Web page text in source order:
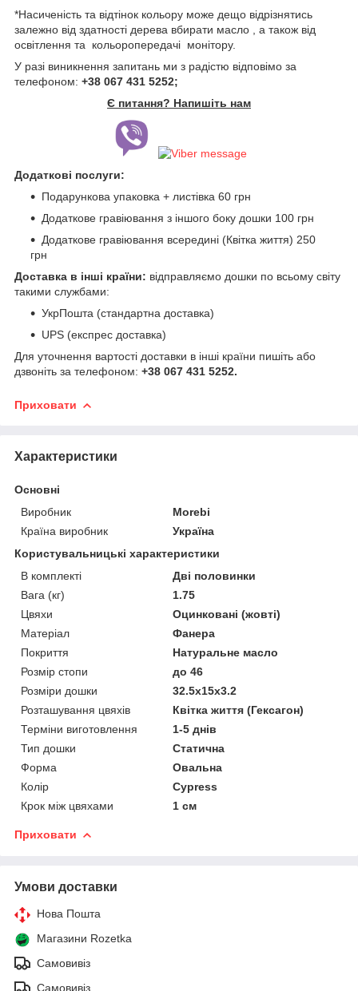
*Насиченість та відтінок кольору може дещо відрізнятись
залежно від здатності дерева вбирати масло , а також від
освітлення та кольоропередачі монітору.
У разі виникнення запитань ми з радістю відповімо за
телефоном: +38 067 431 5252;
Є питання? Напишіть нам
Додаткові послуги:
Подарункова упаковка + листівка 60 грн
Додаткове гравіювання з іншого боку дошки 100 грн
Додаткове гравіювання всередині (Квітка життя) 250
грн
Доставка в інші країни: відправляємо дошки по всьому світу
такими службами:
УкрПошта (стандартна доставка)
UPS (експрес доставка)
Для уточнення вартості доставки в інші країни пишіть або
дзвоніть за телефоном: +38 067 431 5252.
Приховати
Характеристики
Основні
Виробник
Morebi
Країна виробник
Україна
Користувальницькі характеристики
В комплекті
Дві половинки
Вага (кг)
1.75
Цвяхи
Оцинковані (жовті)
Матеріал
Фанера
Покриття
Натуральне масло
Розмір стопи
до 46
Розміри дошки
32.5х15х3.2
Розташування цвяхів
Квітка життя (Гексагон)
Терміни виготовлення
1-5 днів
Тип дошки
Статична
Форма
Овальна
Колір
Cypress
Крок між цвяхами
1 см
Приховати
Умови доставки
Нова Пошта
Магазини Rozetka
Самовивіз
Самовивіз